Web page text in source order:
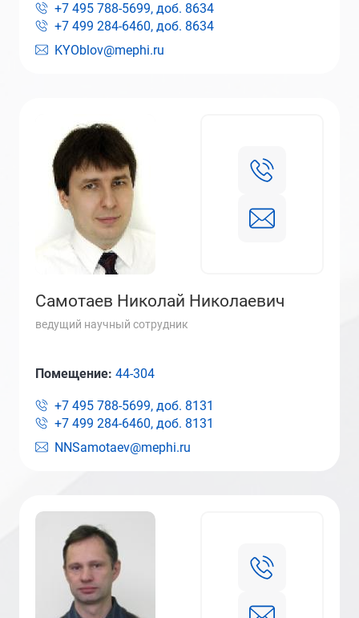
KYOblov@mephi.ru
+7 495 788-5699, доб. 8634
+7 499 284-6460, доб. 8634
Самотаев Николай Николаевич
ведущий научный сотрудник
NNSamotaev@mephi.ru
Помещение: 44-304
+7 495 788-5699, доб. 8131
+7 499 284-6460, доб. 8131